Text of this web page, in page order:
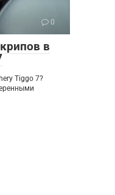
0
в
Tiggo 7?